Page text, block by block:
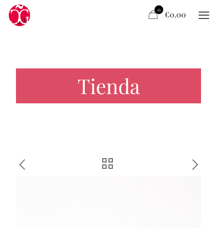
0 €0.00
Tienda